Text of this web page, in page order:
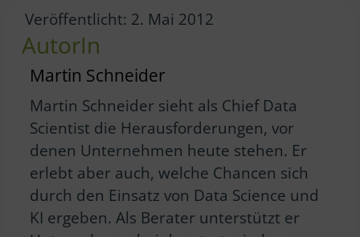
Veröffentlicht: 2. Mai 2012
AutorIn
Martin Schneider
Martin Schneider sieht als Chief Data
Scientist die Herausforderungen, vor
denen Unternehmen heute stehen. Er
erlebt aber auch, welche Chancen sich
durch den Einsatz von Data Science und
KI ergeben. Als Berater unterstützt er